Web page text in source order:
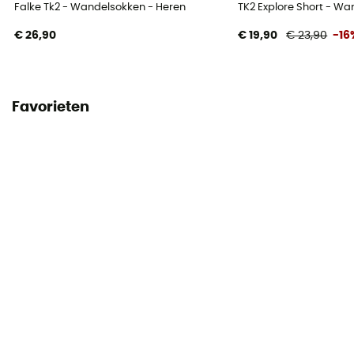
Falke Tk2 - Wandelsokken - Heren
€ 26,90
TK2 Explore Short -
€ 19,90 € 23,90 -
Favorieten